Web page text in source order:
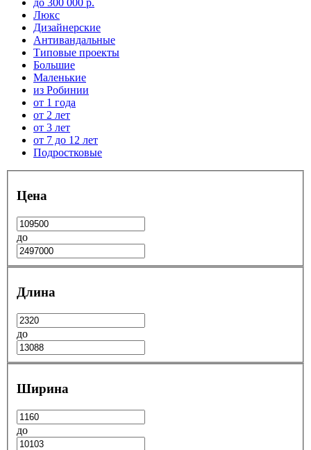
Люкс
Дизайнерские
Антивандальные
Типовые проекты
Большие
Маленькие
из Робинии
от 1 года
от 2 лет
от 3 лет
от 7 до 12 лет
Подростковые
Цена
до
Длина
до
Ширина
до